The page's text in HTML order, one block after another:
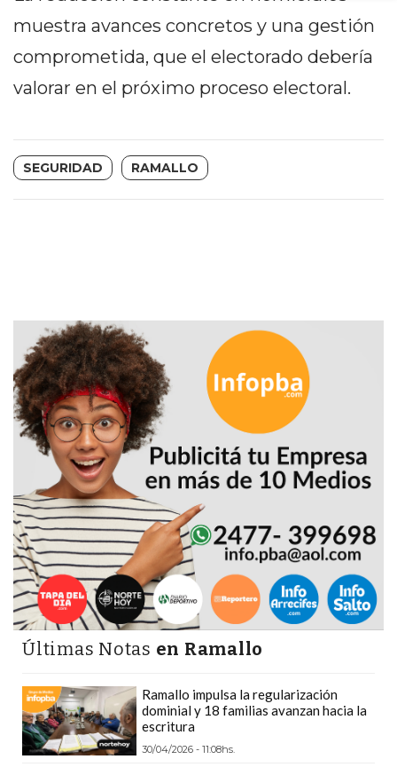
PRECIOS
WHEY
PROTEIN
COMPRAR
EL
TIENDA
ONLINE
GRATIS
SUPLEMENTOS
DEPORTIVOS
EN
PERGAMINO:
DÓNDE
COMPRAR
PROTEÍNA,
CREATINA
Y
PRE
ENTRENO
ASESORAMIENTO
PROFESIONAL
QUÉ
muestra avances concretos y una gestión
comprometida, que el electorado debería
valorar en el próximo proceso electoral.
SEGURIDAD RAMALLO
Últimas Notas en Ramallo
Ramallo impulsa la regularización
dominial y 18 familias avanzan hacia la
escritura
30/04/2026 - 11:08hs.